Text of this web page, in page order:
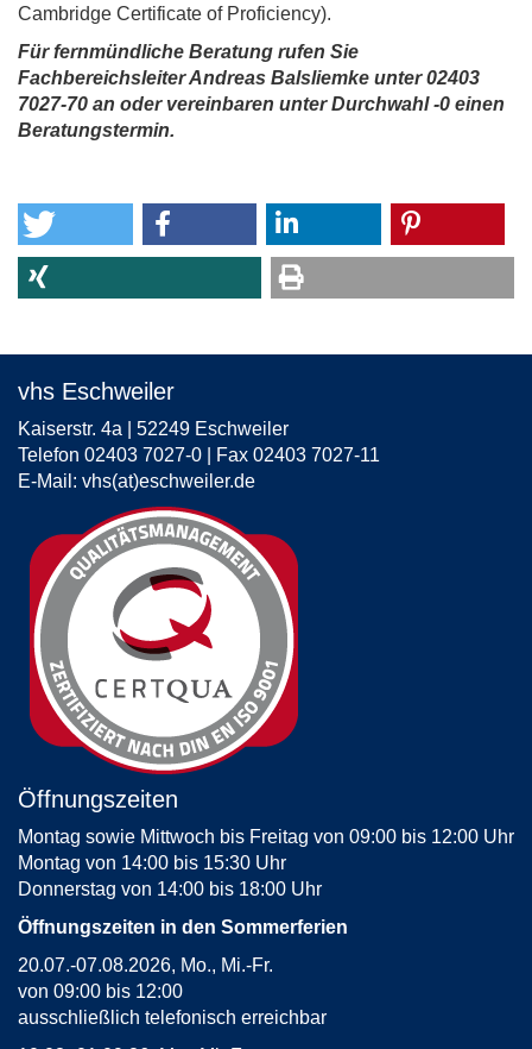
Cambridge Certificate of Proficiency).
Für fernmündliche Beratung rufen Sie
Fachbereichsleiter Andreas Balsliemke unter 02403
7027-70 an oder vereinbaren unter Durchwahl -0 einen
Beratungstermin.
vhs Eschweiler
Kaiserstr. 4a | 52249 Eschweiler
Telefon 02403 7027-0 | Fax 02403 7027-11
E-Mail: vhs(at)eschweiler.de
Öffnungszeiten
Montag sowie Mittwoch bis Freitag von 09:00 bis 12:00 Uhr
Montag von 14:00 bis 15:30 Uhr
Donnerstag von 14:00 bis 18:00 Uhr
Öffnungszeiten in den Sommerferien
20.07.-07.08.2026, Mo., Mi.-Fr.
von 09:00 bis 12:00
ausschließlich telefonisch erreichbar